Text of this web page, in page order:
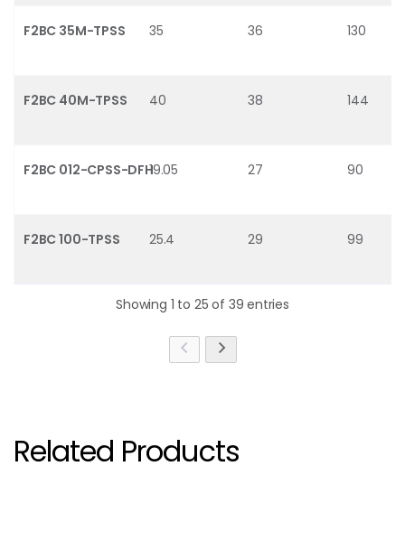
F2BC 35M-TPSS 35 36 130
F2BC 40M-TPSS 40 38 144
F2BC 012-CPSS-DFH19.05 27 90
F2BC 100-TPSS 25.4 29 99
Showing 1 to 25 of 39 entries
Related Products